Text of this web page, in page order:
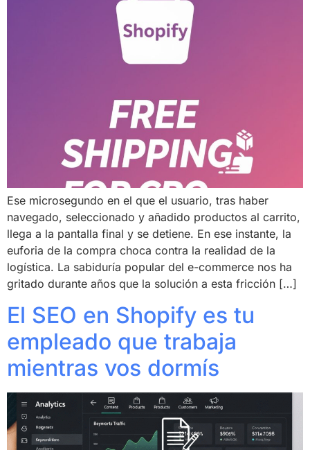
Ese microsegundo en el que el usuario, tras haber
navegado, seleccionado y añadido productos al carrito,
llega a la pantalla final y se detiene. En ese instante, la
euforia de la compra choca contra la realidad de la
logística. La sabiduría popular del e-commerce nos ha
gritado durante años que la solución a esta fricción […]
El SEO en Shopify es tu
empleado que trabaja
mientras vos dormís